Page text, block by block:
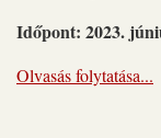
Időpont: 2023.
Olvasás folytatása...